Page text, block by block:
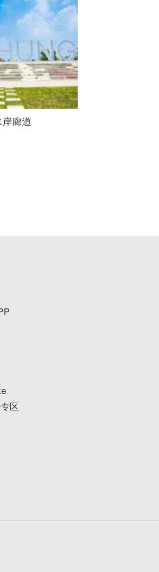
廊道
区